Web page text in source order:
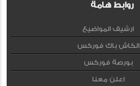
روابط هامة
ارشيف المواضيع
الكاش باك فوركس
بورصة فوركس
اعلن معنا